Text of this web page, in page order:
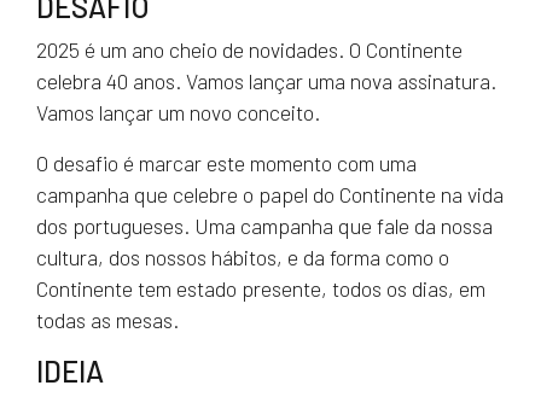
2025 é um ano cheio de novidades. O Continente
celebra 40 anos. Vamos lançar uma nova assinatura.
Vamos lançar um novo conceito.
O desafio é marcar este momento com uma
campanha que celebre o papel do Continente na vida
dos portugueses. Uma campanha que fale da nossa
cultura, dos nossos hábitos, e da forma como o
Continente tem estado presente, todos os dias, em
todas as mesas.
IDEIA